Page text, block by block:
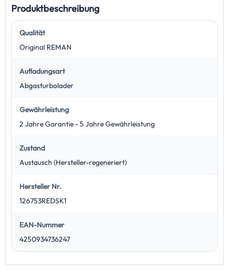
Produktbeschreibung
Qualität
Original REMAN
Aufladungsart
Abgasturbolader
Gewährleistung
2 Jahre Garantie - 5 Jahre Gewährleistung
Zustand
Austausch (Hersteller-regeneriert)
Hersteller Nr.
126753REDSK1
EAN-Nummer
4250934736247